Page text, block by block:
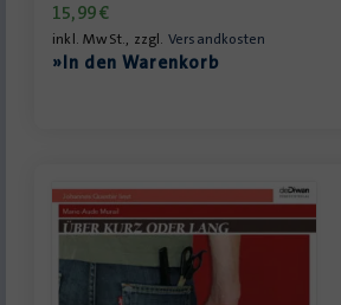
15,99€
inkl. MwSt., zzgl. Versandkosten
»In den Warenkorb